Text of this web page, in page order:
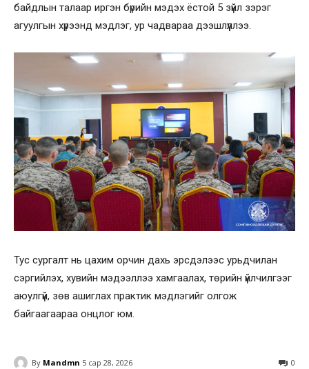
байдлын талаар иргэн бүрийн мэдэх ёстой 5 зүйл зэрэг
агуулгын хүрээнд мэдлэг, ур чадвараа дээшлүүллээ.
Тус сургалт нь цахим орчин дахь эрсдэлээс урьдчилан
сэргийлэх, хувийн мэдээллээ хамгаалах, төрийн үйлчилгээг
аюулгүй, зөв ашиглах практик мэдлэгийг олгож
байгаагаараа онцлог юм.
By Mandmn 5 сар 28, 2026 0